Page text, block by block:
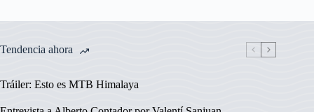
Tendencia ahora
Tráiler: Esto es MTB Himalaya